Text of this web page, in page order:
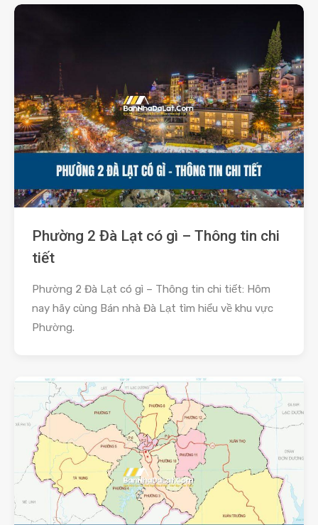
Phường 2 Đà Lạt có gì – Thông tin chi
tiết
Phường 2 Đà Lạt có gì – Thông tin chi tiết: Hôm
nay hãy cùng Bán nhà Đà Lạt tìm hiểu về khu vực
Phường.